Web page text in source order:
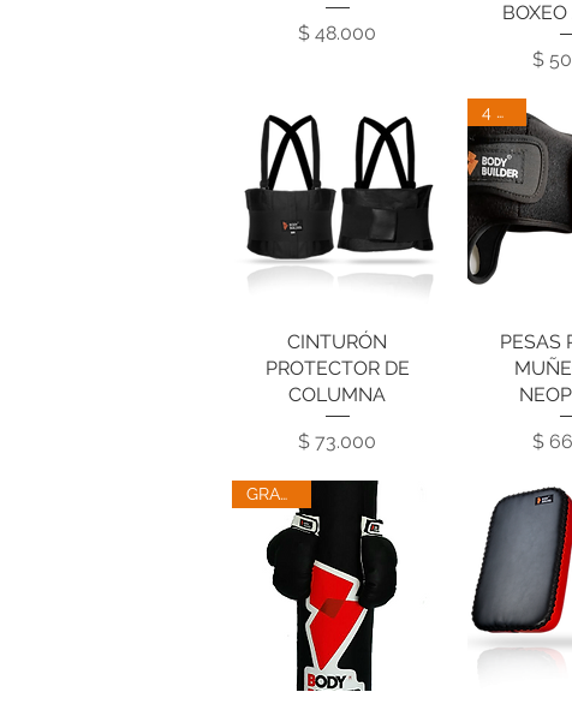
Precio
$ 48.000
$
Vista rápida
CINTURÓN
PROTECTOR DE
COLUMNA
Precio
$ 73.000
Vista
4 LBS
PESAS
$
GRANDE